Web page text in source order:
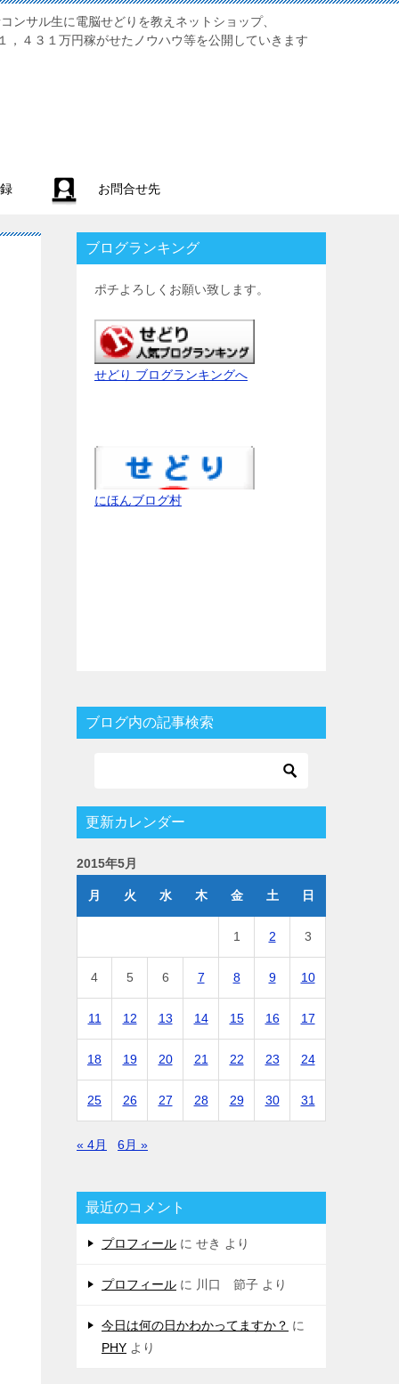
コンサル生に電脳せどりを教えネットショップ、
，４３１万円稼がせたノウハウ等を公開していきます
お問合せ先
ブログランキング
ポチよろしくお願い致します。
せどり ブログランキングへ
にほんブログ村
ブログ内の記事検索
更新カレンダー
2015年5月
月 火 水 木 金 土 日
1 2 3
4 5 6 7 8 9 10
11 12 13 14 15 16 17
18 19 20 21 22 23 24
25 26 27 28 29 30 31
« 4月 6月 »
最近のコメント
プロフィール に せき より
プロフィール に 川口 節子 より
今日は何の日かわかってますか？ に
PHY より